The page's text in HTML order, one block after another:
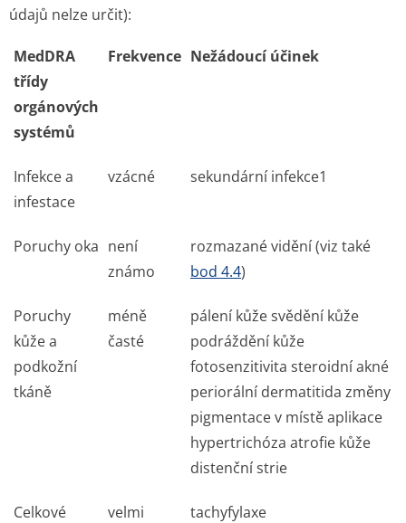
údajů nelze určit):
MedDRA
třídy
orgánových
systémů
Frekvence Nežádoucí účinek
Infekce a
infestace
vzácné sekundární infekce1
Poruchy oka není
známo
rozmazané vidění (viz také
bod 4.4)
Poruchy
kůže a
podkožní
tkáně
méně
časté
pálení kůže svědění kůže
podráždění kůže
fotosenzitivita steroidní akné
periorální dermatitida změny
pigmentace v místě aplikace
hypertrichóza atrofie kůže
distenční strie
Celkové
velmi
tachyfylaxe